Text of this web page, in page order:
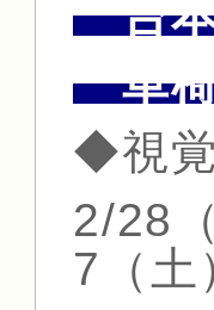
台
車
◆視
2/28
7（土